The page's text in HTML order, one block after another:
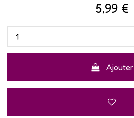
5,99 €
Ajouter